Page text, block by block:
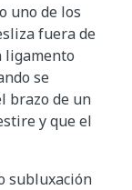
uno de los
fuera de
ligamento
se
brazo de un
y que el
subluxación